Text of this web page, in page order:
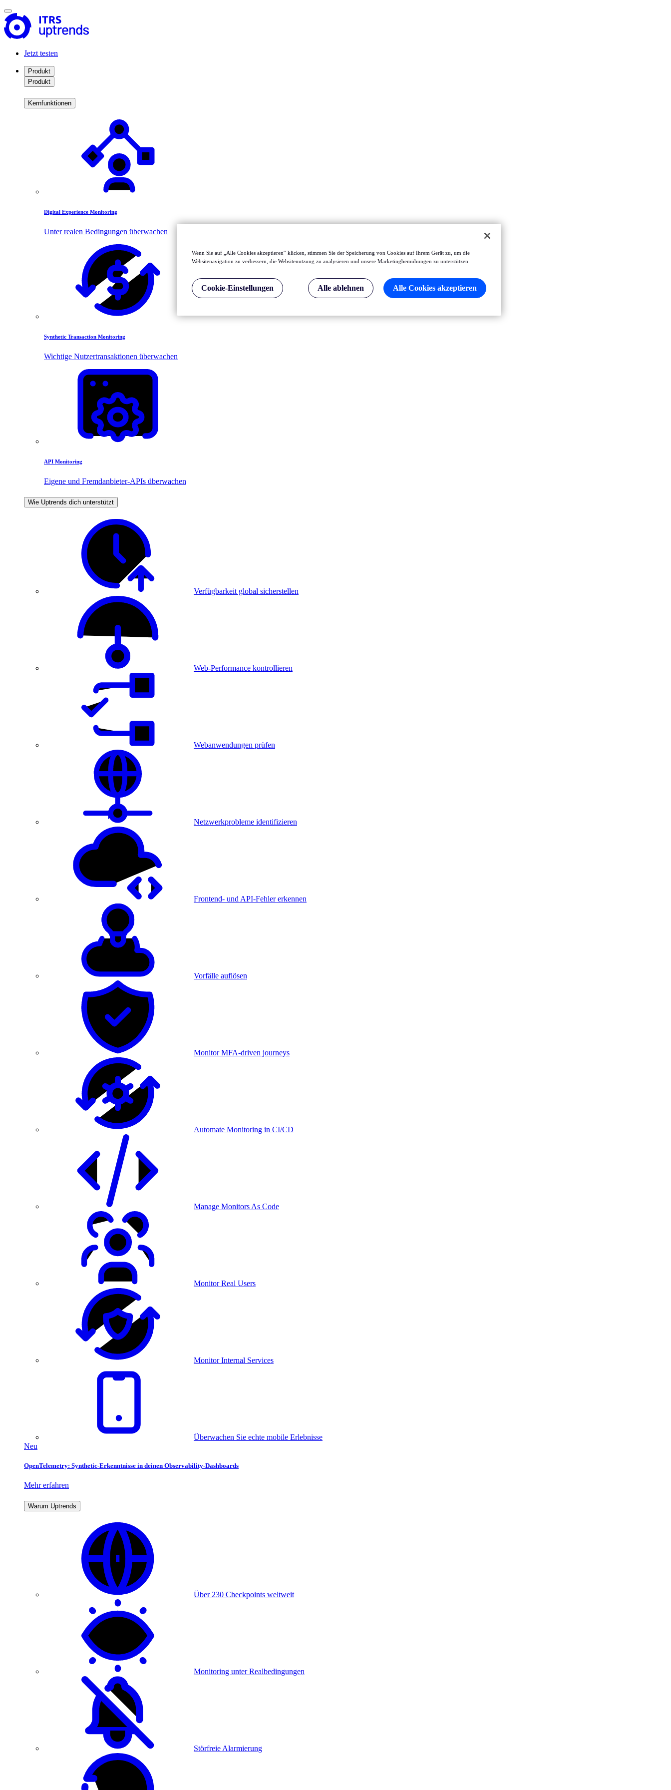
Jetzt testen
Produkt
Produkt
Kernfunktionen
Digital Experience Monitoring
Unter realen Bedingungen überwachen
Synthetic Transaction Monitoring
Wichtige Nutzertransaktionen überwachen
API Monitoring
Eigene und Fremdanbieter-APIs überwachen
Wie Uptrends dich unterstützt
Verfügbarkeit global sicherstellen
Web-Performance kontrollieren
Webanwendungen prüfen
Netzwerkprobleme identifizieren
Frontend- und API-Fehler erkennen
Vorfälle auflösen
Monitor MFA-driven journeys
Automate Monitoring in CI/CD
Manage Monitors As Code
Monitor Real Users
Monitor Internal Services
Überwachen Sie echte mobile Erlebnisse
Neu
OpenTelemetry: Synthetic-Erkenntnisse in deinen Observability-Dashboards
Mehr erfahren
Warum Uptrends
Über 230 Checkpoints weltweit
Monitoring unter Realbedingungen
Störfreie Alarmierung
Wenn Sie auf „Alle Cookies akzeptieren“ klicken, stimmen Sie der Speicherung von Cookies auf Ihrem Gerät zu, um die
Websitenavigation zu verbessern, die Websitenutzung zu analysieren und unsere Marketingbemühungen zu unterstützen.
Cookie-Einstellungen Alle ablehnen Alle Cookies akzeptieren